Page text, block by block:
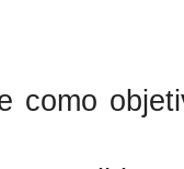
como